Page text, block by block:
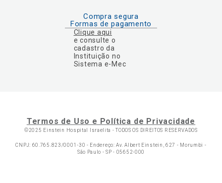
Compra segura
Formas de pagamento
Clique aqui
e consulte o
cadastro da
Instituição no
Sistema e-Mec
Termos de Uso e Política de Privacidade
©2025 Einstein Hospital Israelita -TODOS OS DIREITOS RESERVADOS
CNPJ: 60.765.823/0001-30 - Endereço: Av. Albert Einstein, 627 - Morumbi -
São Paulo - SP - 05652-000